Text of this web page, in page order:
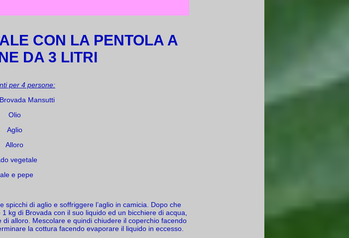
CON LA PENTOLA A
DA 3 LITRI
per 4 persone:
Mansutti
Olio
Aglio
Alloro
vegetale
e pepe
spicchi di aglio e soffriggere l’aglio in camicia. Dopo che
kg di Brovada con il suo liquido ed un bicchiere di acqua,
alloro. Mescolare e quindi chiudere il coperchio facendo
la cottura facendo evaporare il liquido in eccesso.